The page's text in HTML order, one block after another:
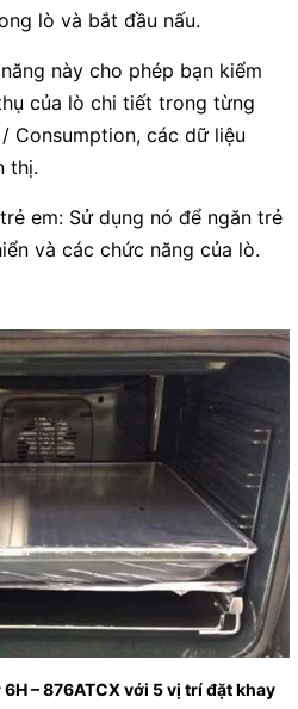
lò và bắt đầu nấu.
này cho phép bạn kiểm
của lò chi tiết trong từng
Consumption, các dữ liệu
thị.
em: Sử dụng nó để ngăn trẻ
và các chức năng của lò.
– 876ATCX với 5 vị trí đặt khay